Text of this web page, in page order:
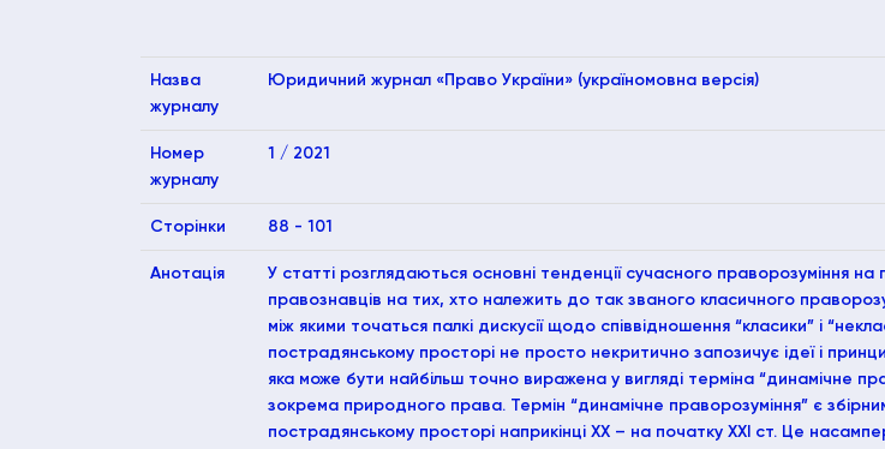
Назва
журналу
Юридичний журнал «Право України» (україномовна версія)
Номер
журналу
1 / 2021
Сторінки 88 - 101
Анотація
У статті розглядаються основні тенденції сучасного праворозуміння
правознавців на тих, хто належить до так званого класичного
між якими точаться палкі дискусії щодо співвідношення “класики” і
пострадянському просторі не просто некритично запозичує ідеї і
яка може бути найбільш точно виражена у вигляді терміна “динамічне
зокрема природного права. Термін “динамічне праворозуміння” є
пострадянському просторі наприкінці ХХ – на початку XXI ст. Це